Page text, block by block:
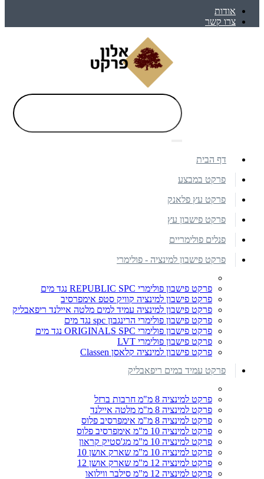
אודות
צרו קשר
דף הבית
פרקט במבצע
פרקט עץ פלאנק
פרקט פישבון עץ
פנלים פולימריים
פרקט פישבון למינציה - פולימרי
פרקט פישבון פולימרי REPUBLIC SPC נגד מים
פרקט פישבון למינציה קוויק סטפ אימפרסיב
פרקט פישבון למינציה עמיד למים מלטה איילנד ריפאבליק
פרקט פישבון פולימרי הרינגבון spc נגד מים
פרקט פישבון פולימרי ORIGINALS SPC נגד מים
פרקט פישבון פולימרי LVT
פרקט פישבון למינציה קלאסן Classen
פרקט עמיד במים ריפאבליק
פרקט למינציה 8 מ"מ חרבות ברזל
פרקט למינציה 8 מ"מ מלטה איילנד
פרקט למינציה 8 מ"מ אימפרסיב פלוס
פרקט למינציה 10 מ"מ אימפרסיב פלוס
פרקט למינציה 10 מ"מ מג'סטיק קראון
פרקט למינציה 10 מ"מ שארק אושן 10
פרקט למינציה 12 מ"מ שארק אושן 12
פרקט למינציה 12 מ"מ סילבר ווילואו